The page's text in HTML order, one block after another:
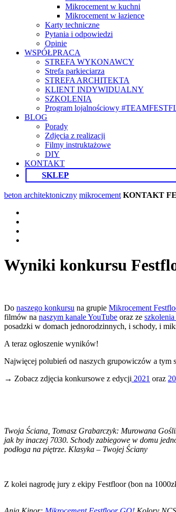
Mikrocement w kuchni
Mikrocement w łazience
Karty techniczne
Pytania i odpowiedzi
Opinie
WSPÓŁPRACA
STREFA WYKONAWCY
Strefa parkieciarza
STREFA ARCHITEKTA
KLIENT INDYWIDUALNY
SZKOLENIA
Program lojalnościowy
BLOG
Porady
Zdjęcia z realizacji
Filmy instruktażowe
DIY
KONTAKT
SKLEP
beton architektoniczny mikrocement KONTAKT
Wyniki konkursu
Do naszego konkursu na grupie Mikrocement
filmów na naszym kanale YouTube oraz ze
posadzki w domach jednorodzinnych, i schody, i
A teraz ogłoszenie wyników!
Najwięcej polubień od naszych grupowiczów a tym
→ Zobacz zdjęcia konkursowe z edycji 2021 oraz
Twoja Ściana, Tomasz Grabarczyk: Murowana
jak by inaczej 7030. Schody zabiegowe w domu
podłoga na piętrze. Klasyka – Twojej Ściany
Z kolei nagrodę jury z ekipy Festfloor (bon na